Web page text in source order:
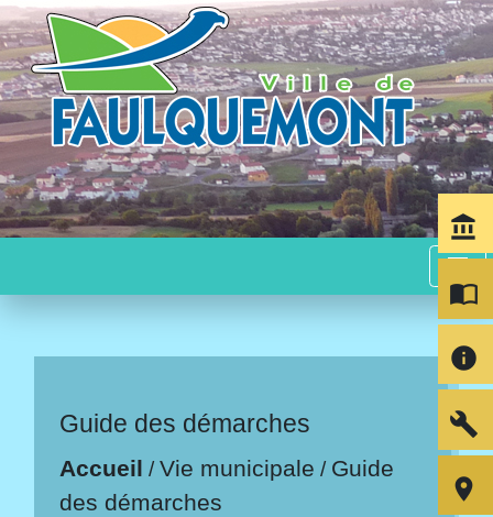
menu
Guide des démarches
Accueil /Vie municipale / Guide
des démarches
account_balance
import_contacts
info
build
room